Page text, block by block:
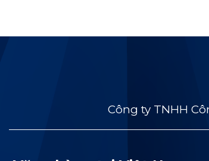
Công ty TNHH